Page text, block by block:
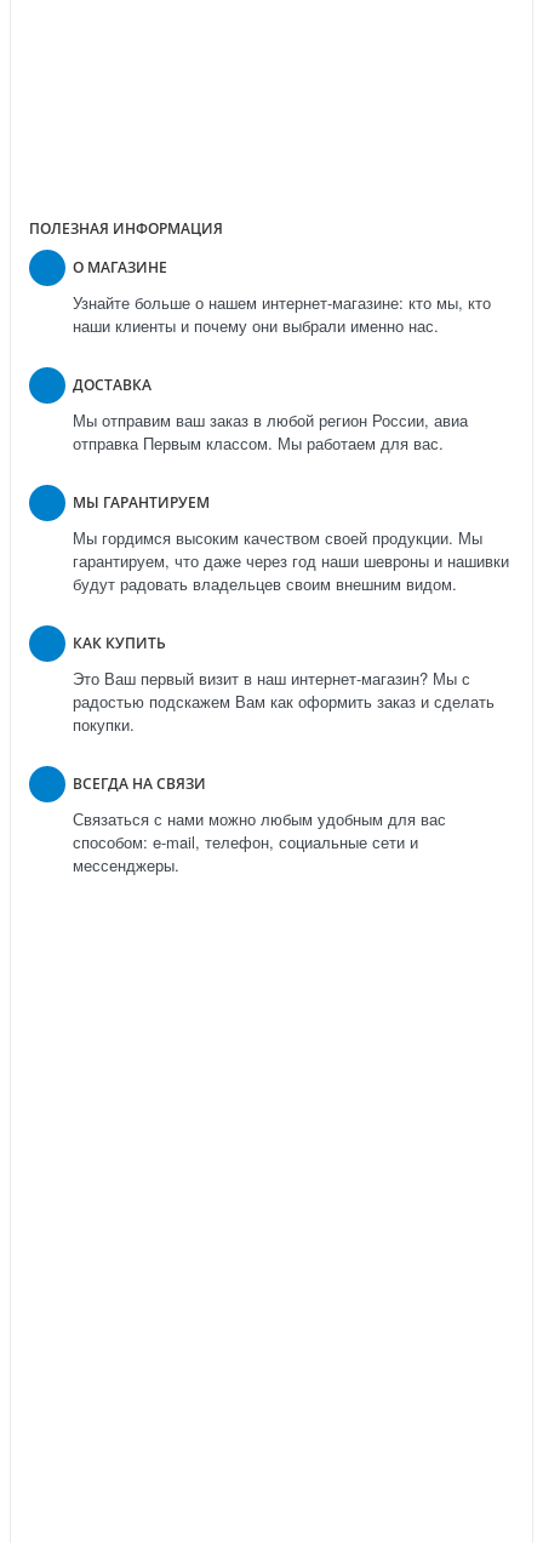
ПОЛЕЗНАЯ ИНФОРМАЦИЯ
О МАГАЗИНЕ
Узнайте больше о нашем интернет-магазине: кто мы, кто
наши клиенты и почему они выбрали именно нас.
ДОСТАВКА
Мы отправим ваш заказ в любой регион России, авиа
отправка Первым классом. Мы работаем для вас.
МЫ ГАРАНТИРУЕМ
Мы гордимся высоким качеством своей продукции. Мы
гарантируем, что даже через год наши шевроны и нашивки
будут радовать владельцев своим внешним видом.
КАК КУПИТЬ
Это Ваш первый визит в наш интернет-магазин? Мы с
радостью подскажем Вам как оформить заказ и сделать
покупки.
ВСЕГДА НА СВЯЗИ
Связаться с нами можно любым удобным для вас
способом: e-mail, телефон, социальные сети и
мессенджеры.